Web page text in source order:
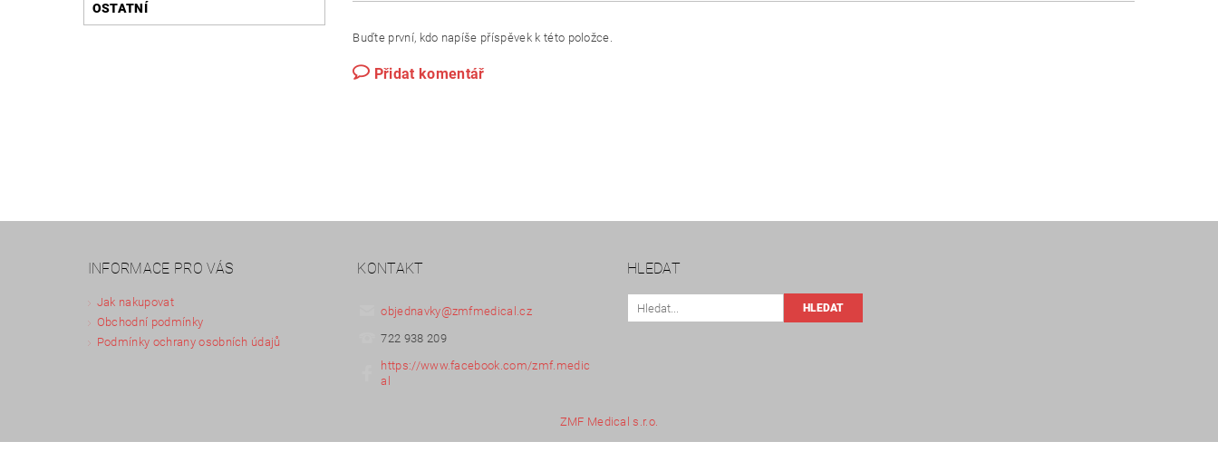
OSTATNÍ
Buďte první, kdo napíše příspěvek k této položce.
Přidat komentář
INFORMACE PRO VÁS
Jak nakupovat
Obchodní podmínky
Podmínky ochrany osobních údajů
KONTAKT
objednavky@zmfmedical.cz
722 938 209
https://www.facebook.com/zmf.medic
al
HLEDAT
ZMF Medical s.r.o.